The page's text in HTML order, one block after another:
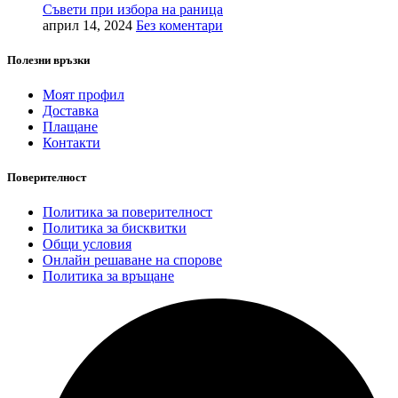
Съвети при избора на раница
април 14, 2024 Без коментари
Полезни връзки
Моят профил
Доставка
Плащане
Контакти
Поверителност
Политика за поверителност
Политика за бисквитки
Общи условия
Онлайн решаване на спорове
Политика за връщане